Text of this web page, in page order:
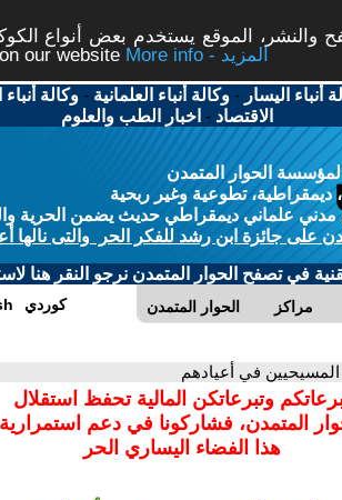
والنشر، الموقع يستخدم بعض أنواع
our website
More info - المزيد
أنباء اليسار -وكالة أنباء العلمانية -وكالة
الاقتصاد - اخبار الطب والعلوم
الحوار المتمدن
ديمقراطية، تطوعية وغير ربحية
علماني ديمقراطي حديث يضمن الحرية
على جائزة ابن رشد للفكر الحر والتى نالها
في تصفح الحوار المتمدن نرجو النقر هنا
الحوار المتمدن مراكز كوردي
المسيحيين في أعيادهم
وتبرعاتكن المالية تحفظ استقلال
المتمدن، فشاركونا في دعم استمرارية
هذا الفضاء اليساري الحر